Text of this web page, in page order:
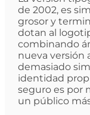
de 2002, es
grosor y
dotan al
combinando
nueva versión
demasiado
identidad
seguro es por
un público